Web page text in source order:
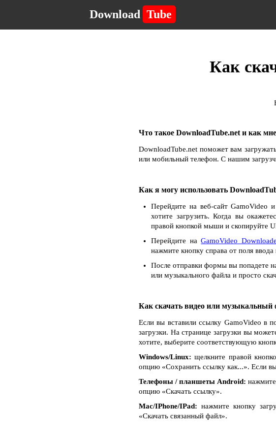
Download Tube
Как
Что такое DownloadTube.net и как мне
DownloadTube.net поможет вам
или мобильный телефон. С нашим
Как я могу использовать
Перейдите на веб-сайт GamoVideo
хотите загрузить. Когда вы
правой кнопкой мыши и скопируйте
Перейдите наGamoVideo
нажмите кнопку справа от поля
После отправки формы вы попадете
или музыкального файла и просто
Как скачать видео или музыкальный
Если вы вставили ссылку GamoVideo в
загрузки. На странице загрузки вы
хотите, выберите соответствующую
Windows/Linux: щелкните правой
опцию «Сохранить ссылку как...». Если
Телефоны / планшеты Android:
опцию «Скачать ссылку».
Mac/IPhone/IPad: нажмите кнопку
«Скачать связанный файл».